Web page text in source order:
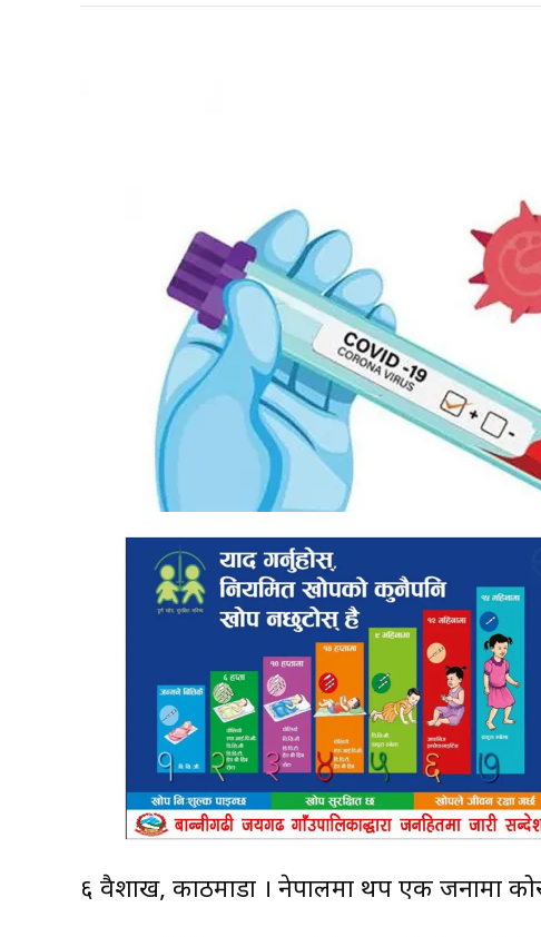
६ वैशाख, काठमाडौं । नेपालमा थप एक जनामा